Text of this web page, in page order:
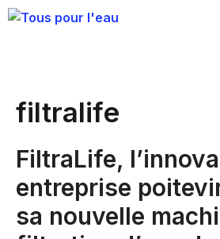
Aller
filtralife
FiltraLife,
entreprise
sa nouvelle